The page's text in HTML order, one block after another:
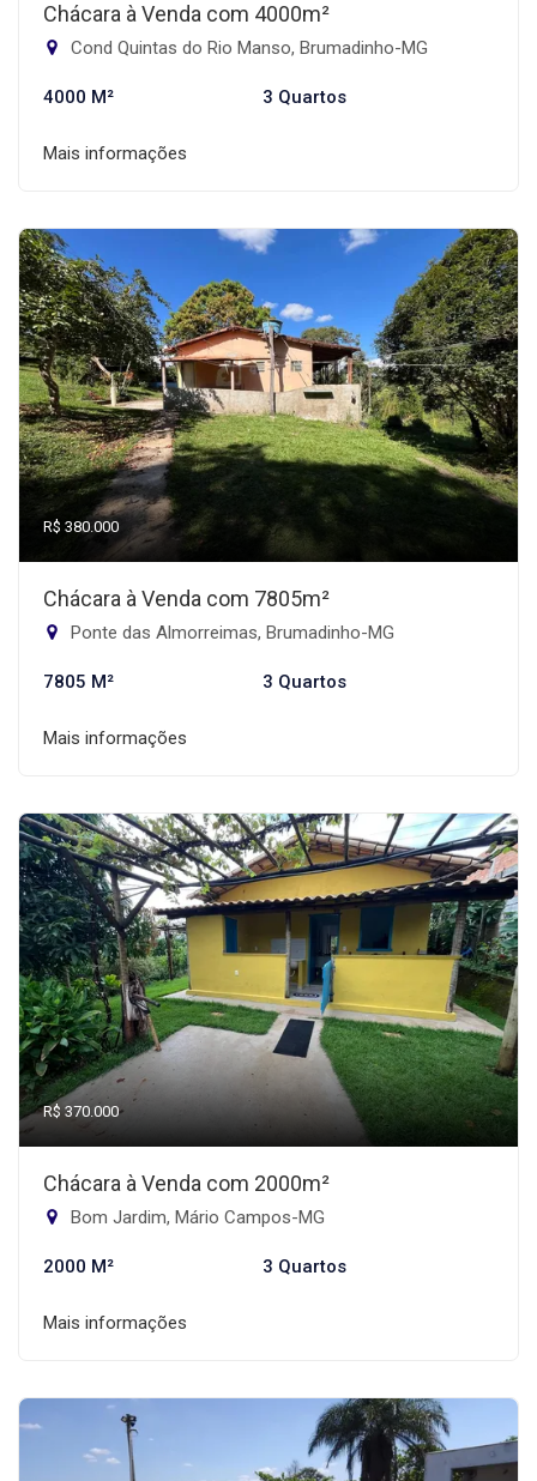
Chácara à Venda com 4000m²
Cond Quintas do Rio Manso, Brumadinho-MG
4000 M² 3 Quartos
Mais informações
R$ 380.000
Chácara à Venda com 7805m²
Ponte das Almorreimas, Brumadinho-MG
7805 M² 3 Quartos
Mais informações
R$ 370.000
Chácara à Venda com 2000m²
Bom Jardim, Mário Campos-MG
2000 M² 3 Quartos
Mais informações